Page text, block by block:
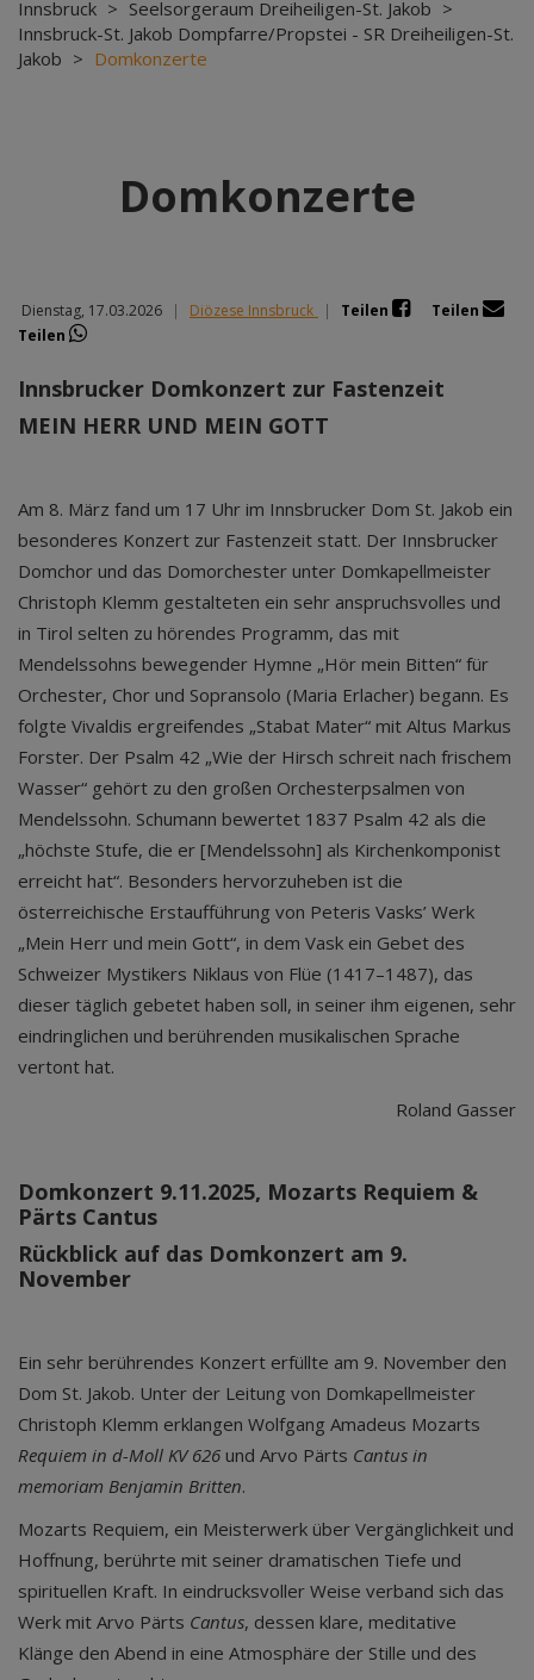
Innsbruck > Seelsorgeraum Dreiheiligen-St. Jakob >
Innsbruck-St. Jakob Dompfarre/Propstei - SR Dreiheiligen-St.
Jakob > Domkonzerte
Domkonzerte
Dienstag, 17.03.2026 | Diözese Innsbruck | Teilen
Teilen
Teilen
Innsbrucker Domkonzert zur Fastenzeit
MEIN HERR UND MEIN GOTT
Am 8. März fand um 17 Uhr im Innsbrucker Dom St. Jakob ein
besonderes Konzert zur Fastenzeit statt. Der Innsbrucker
Domchor und das Domorchester unter Domkapellmeister
Christoph Klemm gestalteten ein sehr anspruchsvolles und
in Tirol selten zu hörendes Programm, das mit
Mendelssohns bewegender Hymne „Hör mein Bitten“ für
Orchester, Chor und Sopransolo (Maria Erlacher) begann. Es
folgte Vivaldis ergreifendes „Stabat Mater“ mit Altus Markus
Forster. Der Psalm 42 „Wie der Hirsch schreit nach frischem
Wasser“ gehört zu den großen Orchesterpsalmen von
Mendelssohn. Schumann bewertet 1837 Psalm 42 als die
„höchste Stufe, die er [Mendelssohn] als Kirchenkomponist
erreicht hat“. Besonders hervorzuheben ist die
österreichische Erstaufführung von Peteris Vasks’ Werk
„Mein Herr und mein Gott“, in dem Vask ein Gebet des
Schweizer Mystikers Niklaus von Flüe (1417–1487), das
dieser täglich gebetet haben soll, in seiner ihm eigenen, sehr
eindringlichen und berührenden musikalischen Sprache
vertont hat.
Roland Gasser
Domkonzert 9.11.2025, Mozarts Requiem &
Pärts Cantus
Rückblick auf das Domkonzert am 9.
November
Ein sehr berührendes Konzert erfüllte am 9. November den
Dom St. Jakob. Unter der Leitung von Domkapellmeister
Christoph Klemm erklangen Wolfgang Amadeus Mozarts
Requiem in d-Moll KV 626 und Arvo Pärts Cantus in
memoriam Benjamin Britten.
Mozarts Requiem, ein Meisterwerk über Vergänglichkeit und
Hoffnung, berührte mit seiner dramatischen Tiefe und
spirituellen Kraft. In eindrucksvoller Weise verband sich das
Werk mit Arvo Pärts Cantus, dessen klare, meditative
Klänge den Abend in eine Atmosphäre der Stille und des